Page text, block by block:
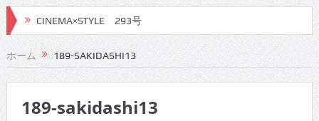
CINEMA×STYLE 293号
CINEMA×STYLE 292号
CINEMA×STYLE 291号
CINEMA×STYLE 290号
ホーム 189-SAKIDASHI13
189-sakidashi13